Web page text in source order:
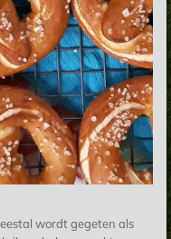
wordt gegeten als